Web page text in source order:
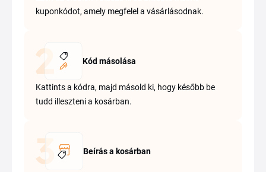
kuponkódot, amely megfelel a vásárlásodnak.
Kód másolása
Kattints a kódra, majd másold ki, hogy később be
tudd illeszteni a kosárban.
Beírás a kosárban